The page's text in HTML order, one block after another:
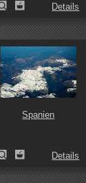
Details
Spanien
Details